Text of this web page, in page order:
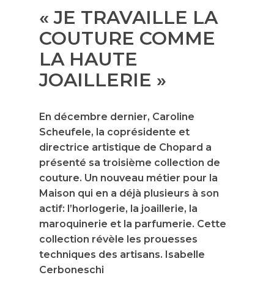
« JE TRAVAILLE LA
COUTURE COMME
LA HAUTE
JOAILLERIE »
En décembre dernier, Caroline
Scheufele, la coprésidente et
directrice artistique de Chopard a
présenté sa troisième collection de
couture. Un nouveau métier pour la
Maison qui en a déjà plusieurs à son
actif: l’horlogerie, la joaillerie, la
maroquinerie et la parfumerie. Cette
collection révèle les prouesses
techniques des artisans. Isabelle
Cerboneschi